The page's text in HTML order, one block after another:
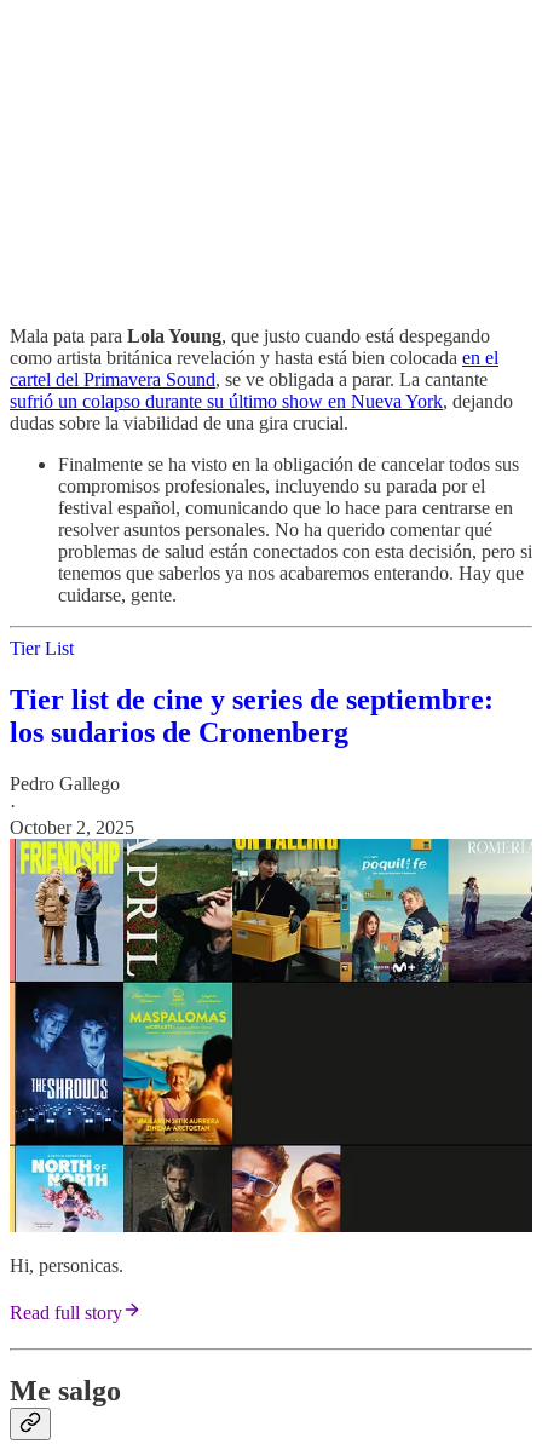
Mala pata para Lola Young, que justo cuando está despegando
como artista británica revelación y hasta está bien colocada en el
cartel del Primavera Sound, se ve obligada a parar. La cantante
sufrió un colapso durante su último show en Nueva York, dejando
dudas sobre la viabilidad de una gira crucial.
Finalmente se ha visto en la obligación de cancelar todos sus
compromisos profesionales, incluyendo su parada por el
festival español, comunicando que lo hace para centrarse en
resolver asuntos personales. No ha querido comentar qué
problemas de salud están conectados con esta decisión, pero si
tenemos que saberlos ya nos acabaremos enterando. Hay que
cuidarse, gente.
Tier List
Tier list de cine y series de septiembre:
los sudarios de Cronenberg
Pedro Gallego
·
October 2, 2025
Hi, personicas.
Read full story
Me salgo